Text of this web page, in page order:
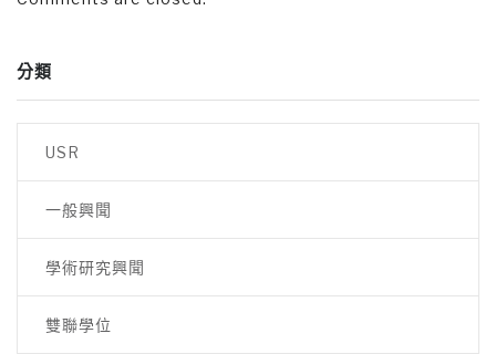
分類
USR
一般興聞
學術研究興聞
雙聯學位